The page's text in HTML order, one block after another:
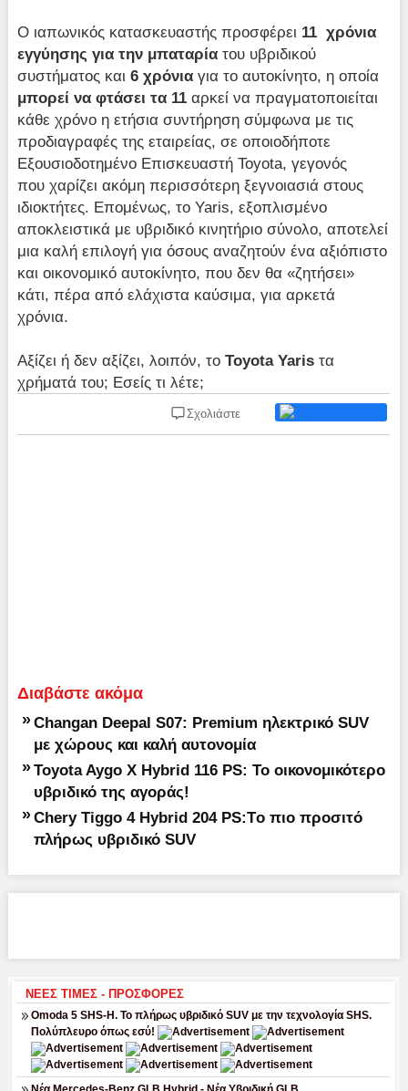
Ο ιαπωνικός κατασκευαστής προσφέρει 11 χρόνια
εγγύησης για την μπαταρία του υβριδικού
συστήματος και6 χρόνια για το αυτοκίνητο, η οποία
μπορεί να φτάσει τα 11 αρκεί να πραγματοποιείται
κάθε χρόνο η ετήσια συντήρηση σύμφωνα με τις
προδιαγραφές της εταιρείας, σε οποιοδήποτε
Εξουσιοδοτημένο Επισκευαστή Toyota, γεγονός
που χαρίζει ακόμη περισσότερη ξεγνοιασιά στους
ιδιοκτήτες. Επομένως, το Yaris, εξοπλισμένο
αποκλειστικά με υβριδικό κινητήριο σύνολο, αποτελεί
μια καλή επιλογή για όσους αναζητούν ένα αξιόπιστο
και οικονομικό αυτοκίνητο, που δεν θα «ζητήσει»
κάτι, πέρα από ελάχιστα καύσιμα, για αρκετά
χρόνια.
Αξίζει ή δεν αξίζει, λοιπόν, τοToyota Yaris τα
χρήματά του; Εσείς τι λέτε;
Σχολιάστε
Διαβάστε ακόμα
» Changan Deepal S07: Premium ηλεκτρικό SUV
με χώρους και καλή αυτονομία
» Toyota Aygo X Hybrid 116 PS: Το οικονομικότερο
υβριδικό της αγοράς!
» Chery Tiggo 4 Hybrid 204 PS:Tο πιο προσιτό
πλήρως υβριδικό SUV